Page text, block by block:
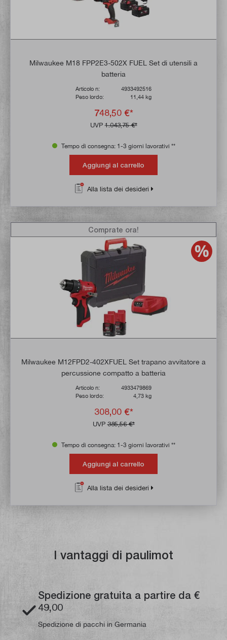
Milwaukee M18 FPP2E3-502X FUEL Set di utensili a
batteria
Articolo n:
4933492516
Peso lordo:
11,44 kg
748,50 €*
UVP1.043,75 €*
Tempo di consegna: 1-3 giorni lavorativi **
Aggiungi al carrello
Alla lista dei desideri
Milwaukee M12FPD2-402XFUEL Set trapano avvitatore a
percussione compatto a batteria
Articolo n:
4933479869
Peso lordo:
4,73 kg
308,00 €*
UVP385,56 €*
Comprate ora!
Tempo di consegna: 1-3 giorni lavorativi **
Aggiungi al carrello
Alla lista dei desideri
I vantaggi di paulimot
Spedizione gratuita a partire da €
49,00
Spedizione di pacchi in Germania